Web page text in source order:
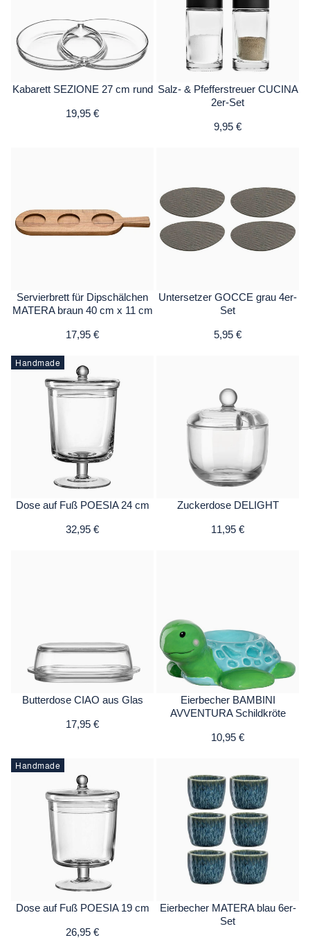
Kabarett SEZIONE 27 cm rund
19,95 €
Salz- & Pfefferstreuer CUCINA
2er-Set
9,95 €
Servierbrett für Dipschälchen
MATERA braun 40 cm x 11 cm
17,95 €
Untersetzer GOCCE grau 4er-
Set
5,95 €
Handmade
Dose auf Fuß POESIA 24 cm
32,95 €
Zuckerdose DELIGHT
11,95 €
Butterdose CIAO aus Glas
17,95 €
Eierbecher BAMBINI
AVVENTURA Schildkröte
10,95 €
Handmade
Dose auf Fuß POESIA 19 cm
26,95 €
Eierbecher MATERA blau 6er-
Set